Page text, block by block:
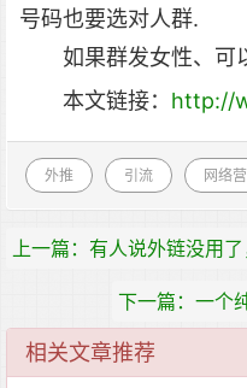
号码也要选对人群.
如果群发女性、可
本文链接： http://
外推 引流 网络
相关文章推荐